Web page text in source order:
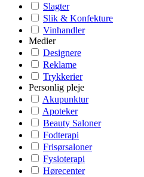
Slagter
Slik & Konfekture
Vinhandler
Medier
Designere
Reklame
Trykkerier
Personlig pleje
Akupunktur
Apoteker
Beauty Saloner
Fodterapi
Frisørsaloner
Fysioterapi
Hørecenter